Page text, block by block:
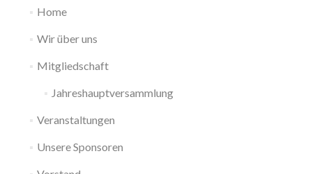
Home
Wir über uns
Mitgliedschaft
Jahreshauptversammlung
Veranstaltungen
Unsere Sponsoren